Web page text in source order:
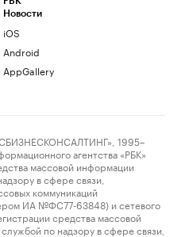
Новости
iOS
Android
AppGallery
1995–
агентства «РБК»
массовой информации
в сфере связи,
коммуникаций
ИА №ФС77-63848) и сетевого
средства массовой
по надзору в сфере связи,